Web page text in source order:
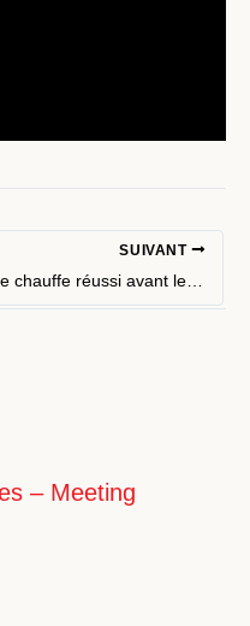
SUIVANT
– Meeting